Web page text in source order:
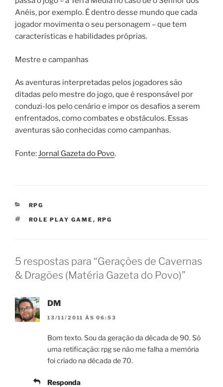
Anéis, por exemplo. É dentro desse mundo que cada
jogador movimenta o seu personagem – que tem
características e habilidades próprias.
Mestre e campanhas
As aventuras interpretadas pelos jogadores são
ditadas pelo mestre do jogo, que é responsável por
conduzi-los pelo cenário e impor os desafios a serem
enfrentados, como combates e obstáculos. Essas
aventuras são conhecidas como campanhas.
Fonte:Jornal Gazeta do Povo.
CATEGORIAS
RPG
TAGS
ROLE PLAY GAME , RPG
5 respostas para “Gerações de Cavernas
& Dragões (Matéria Gazeta do Povo)”
DM
13/11/2011 ÀS 06:53
Bom texto. Sou da geração da década de 90. Só
uma retificação: rpg se não me falha a memória
foi criado na década de 70.
Responda